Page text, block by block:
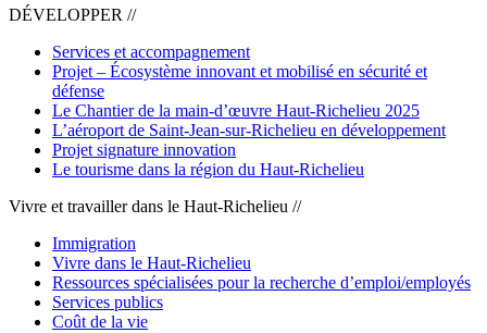
DÉVELOPPER //
Services et accompagnement
Projet – Écosystème innovant et mobilisé en sécurité et
défense
Le Chantier de la main-d’œuvre Haut-Richelieu 2025
L’aéroport de Saint-Jean-sur-Richelieu en développement
Projet signature innovation
Le tourisme dans la région du Haut-Richelieu
Vivre et travailler dans le Haut-Richelieu //
Immigration
Vivre dans le Haut-Richelieu
Ressources spécialisées pour la recherche d’emploi/employés
Services publics
Coût de la vie